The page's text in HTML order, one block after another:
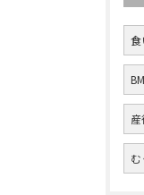
食
産
む